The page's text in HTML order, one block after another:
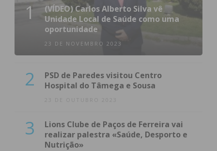
1
(VÍDEO) Carlos Alberto Silva vê
Unidade Local de Saúde como uma
oportunidade
23 DE NOVEMBRO 2023
2
PSD de Paredes visitou Centro
Hospital do Tâmega e Sousa
23 DE OUTUBRO 2023
3
Lions Clube de Paços de Ferreira vai
realizar palestra «Saúde, Desporto e
Nutrição»